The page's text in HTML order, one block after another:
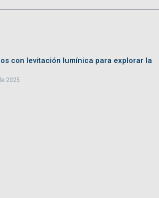
con levitación lumínica para explorar la
2025